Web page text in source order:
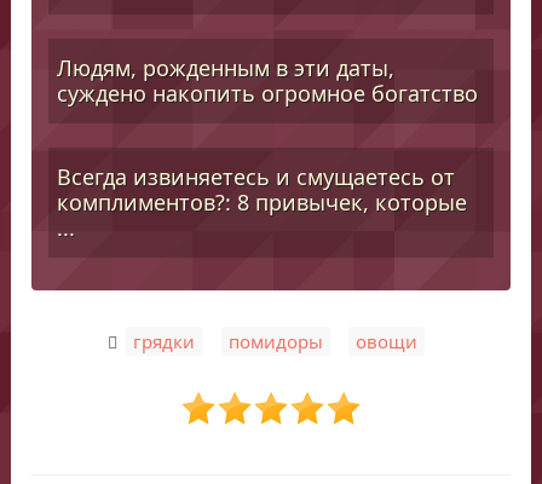
Людям, рожденным в эти даты,
суждено накопить огромное богатство
Всегда извиняетесь и смущаетесь от
комплиментов?: 8 привычек, которые
...
грядки помидоры овощи